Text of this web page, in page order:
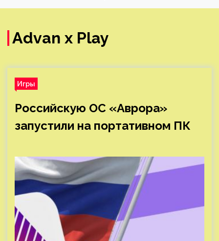
Advan x Play
Игры
Российскую ОС «Аврора»
запустили на портативном ПК